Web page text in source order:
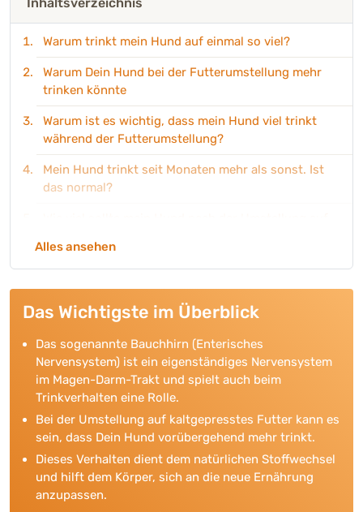
Warum trinkt mein Hund auf einmal so viel?
Warum Dein Hund bei der Futterumstellung mehr
trinken könnte
Warum ist es wichtig, dass mein Hund viel trinkt
während der Futterumstellung?
Mein Hund trinkt seit Monaten mehr als sonst. Ist
das normal?
Kaltgepresstes Hundefutter im Test: Welches ist für
Produktempfehlung: Unsere kaltgepressten
Weitere Ratgeber zu kaltgepresstem Hundefutter
Alles ansehen
Das Wichtigste im Überblick
Das sogenannte Bauchhirn (Enterisches
Nervensystem) ist ein eigenständiges Nervensystem
im Magen-Darm-Trakt und spielt auch beim
Trinkverhalten eine Rolle.
Bei der Umstellung auf kaltgepresstes Futter kann es
sein, dass Dein Hund vorübergehend mehr trinkt.
Dieses Verhalten dient dem natürlichen Stoffwechsel
und hilft dem Körper, sich an die neue Ernährung
anzupassen.